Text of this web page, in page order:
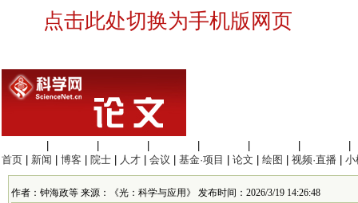
点击此处切换为手机版网页
首页
新闻 博客 院士 人才 会议 基金·项目 论文 绘图 视频·直播 小
作者：钟海政等 来源：《光：科学与应用》 发布时间：2026/3/19 14:26:48